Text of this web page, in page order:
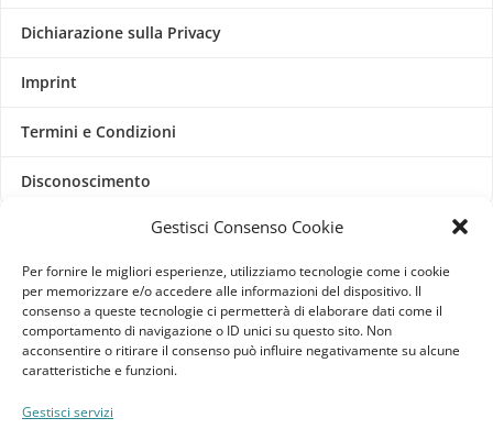
Gestisci Consenso Cookie
Per fornire le migliori esperienze, utilizziamo tecnologie come i cookie
per memorizzare e/o accedere alle informazioni del dispositivo. Il
consenso a queste tecnologie ci permetterà di elaborare dati come il
comportamento di navigazione o ID unici su questo sito. Non
acconsentire o ritirare il consenso può influire negativamente su alcune
caratteristiche e funzioni.
Gestisci servizi
Dichiarazione sulla Privacy
Imprint
Termini e Condizioni
Disconoscimento
Raffrescatori Evaporativi Industriali
CLIENTE